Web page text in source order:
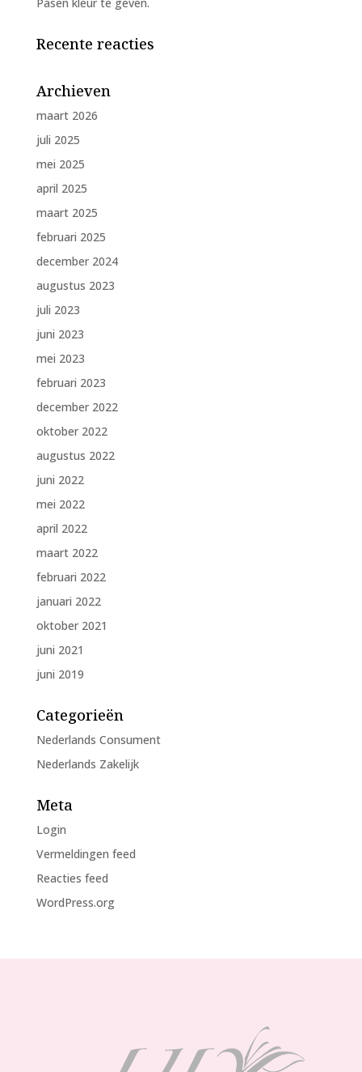
Recente reacties
Archieven
maart 2026
juli 2025
mei 2025
april 2025
maart 2025
februari 2025
december 2024
augustus 2023
juli 2023
juni 2023
mei 2023
februari 2023
december 2022
oktober 2022
augustus 2022
juni 2022
mei 2022
april 2022
maart 2022
februari 2022
januari 2022
oktober 2021
juni 2021
juni 2019
Categorieën
Nederlands Consument
Nederlands Zakelijk
Meta
Login
Vermeldingen feed
Reacties feed
WordPress.org